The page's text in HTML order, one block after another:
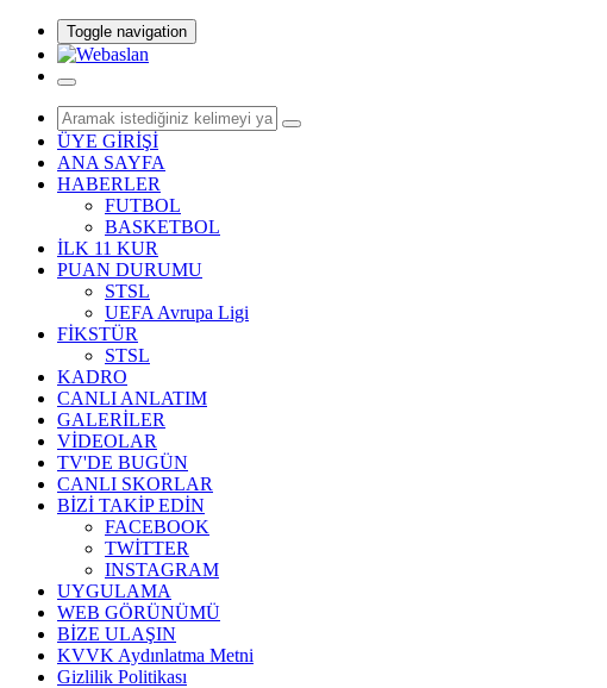
Toggle navigation
ÜYE GİRİŞİ
ANA SAYFA
HABERLER
FUTBOL
BASKETBOL
İLK 11 KUR
PUAN DURUMU
STSL
UEFA Avrupa Ligi
FİKSTÜR
STSL
KADRO
CANLI ANLATIM
GALERİLER
VİDEOLAR
TV'DE BUGÜN
CANLI SKORLAR
BİZİ TAKİP EDİN
FACEBOOK
TWİTTER
INSTAGRAM
UYGULAMA
WEB GÖRÜNÜMÜ
BİZE ULAŞIN
KVVK Aydınlatma Metni
Gizlilik Politikası